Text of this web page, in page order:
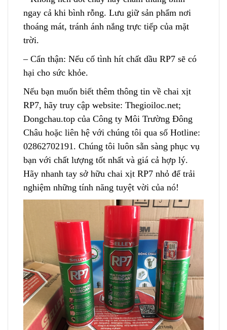
ngay cả khi bình rỗng. Lưu giữ sản phẩm nơi
thoáng mát, tránh ánh nắng trực tiếp của mặt
trời.
– Cẩn thận: Nếu cố tình hít chất dầu RP7 sẽ có
hại cho sức khỏe.
Nếu bạn muốn biết thêm thông tin về chai xịt
RP7, hãy truy cập website: Thegioiloc.net;
Dongchau.top của Công ty Môi Trường Đông
Châu hoặc liên hệ với chúng tôi qua số Hotline:
02862702191. Chúng tôi luôn sẵn sàng phục vụ
bạn với chất lượng tốt nhất và giá cả hợp lý.
Hãy nhanh tay sở hữu chai xịt RP7 nhỏ để trải
nghiệm những tính năng tuyệt vời của nó!